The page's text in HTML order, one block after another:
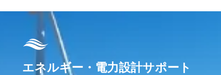
エネルギー・電力設計サポート